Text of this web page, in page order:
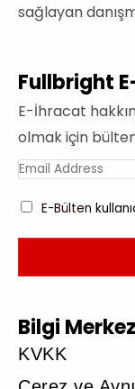
sağlayan
Fullbright
E-İhracat
olmak için
E-Bülten
Bilgi
KVKK